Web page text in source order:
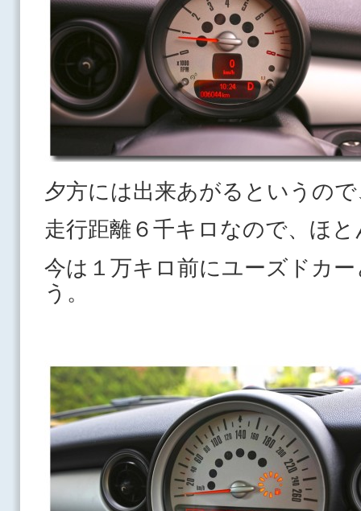
夕方には出来あがるというの
走行距離６千キロなので、ほ
今は１万キロ前にユーズドカ
う。